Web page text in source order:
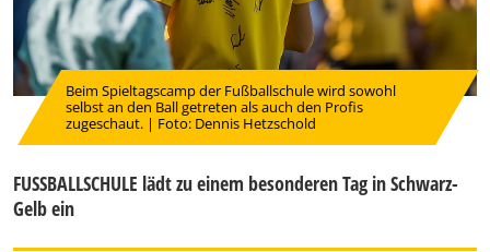
Beim Spieltagscamp der Fußballschule wird sowohl
selbst an den Ball getreten als auch den Profis
zugeschaut. | Foto: Dennis Hetzschold
FUSSBALLSCHULE lädt zu einem besonderen Tag in Schwarz-
Gelb ein